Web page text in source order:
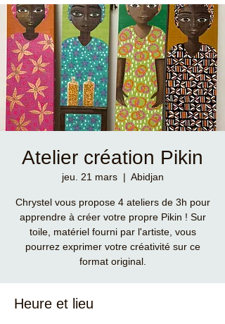
Atelier création Pikin
jeu. 21 mars
  |
Abidjan
Chrystel vous propose 4 ateliers de 3h pour
apprendre à créer votre propre Pikin ! Sur
toile, matériel fourni par l'artiste, vous
pourrez exprimer votre créativité sur ce
format original.
Heure et lieu